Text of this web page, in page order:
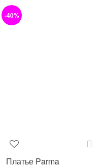
-40%
Платье Parma